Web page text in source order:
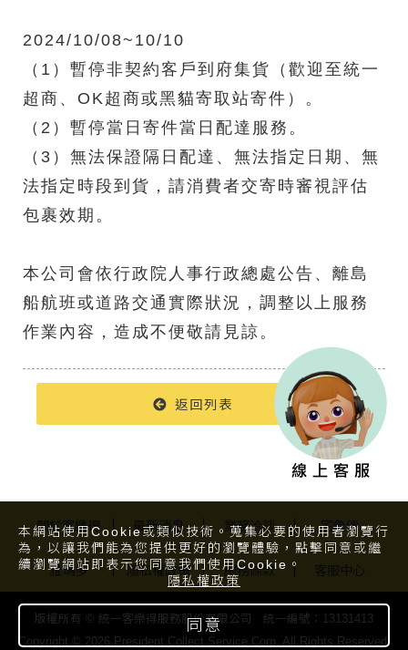
2024/10/08~10/10
（1）暫停非契約客戶到府集貨（歡迎至統一
超商、OK超商或黑貓寄取站寄件）。
（2）暫停當日寄件當日配達服務。
（3）無法保證隔日配達、無法指定日期、無
法指定時段到貨，請消費者交寄時審視評估
包裹效期。
本公司會依行政院人事行政總處公告、離島
船航班或道路交通實際狀況，調整以上服務
作業內容，造成不便敬請見諒。
返回列表
關於客樂得 最新消息 業務洽談 宅急便
雅瑪多 隱私權政策 服務條款 客服中心
版權所有 © 統一客樂得服務股份有限公司 統一編號：13131413
Copyright © 2026 President Collect Service Corp. All Rights Reserved.
本網站使用Cookie或類似技術。蒐集必要的使用者瀏覽行
為，以讓我們能為您提供更好的瀏覽體驗，點擊同意或繼
續瀏覽網站即表示您同意我們使用Cookie。
隱私權政策
同意